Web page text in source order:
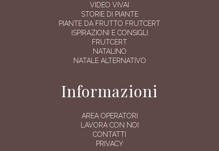
VIDEO VIVAI
STORIE DI PIANTE
PIANTE DA FRUTTO FRUTCERT
ISPIRAZIONI E CONSIGLI
FRUTCERT
NATALINO
NATALE ALTERNATIVO
Informazioni
AREA OPERATORI
LAVORA CON NOI
CONTATTI
PRIVACY